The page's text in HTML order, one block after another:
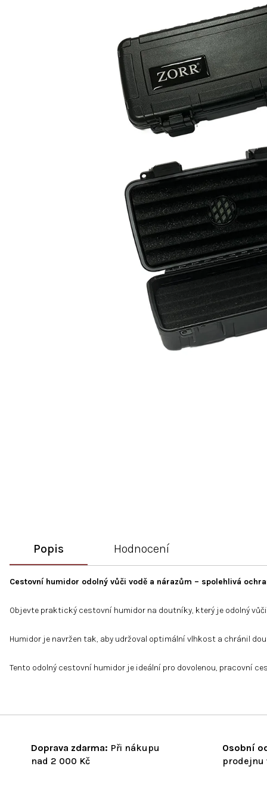
Doprava zdarma: Při nákupu
nad 2 000 Kč
Osobní
prodejnu
Popis Hodnocení
Cestovní humidor odolný vůči vodě a nárazům – spolehlivá
Objevte praktický cestovní humidor na doutníky, který je odolný
Humidor je navržen tak, aby udržoval optimální vlhkost a chránil
Tento odolný cestovní humidor je ideální pro dovolenou, pracovní